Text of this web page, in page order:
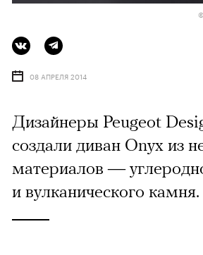
08 АПРЕЛЯ 2014
Дизайнеры Peugeot
создали диван Onyx из
материалов —
и вулканического камня.